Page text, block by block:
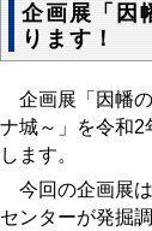
企画展「因
ります！
企画展「因幡
ナ城～」を令和2
します。
今回の企画展
センターが発掘